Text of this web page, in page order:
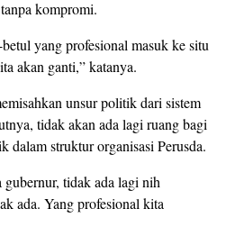
kompromi.
yang profesional masuk ke situ
akan ganti,” katanya.
unsur politik dari sistem
tidak akan ada lagi ruang bagi
dalam struktur organisasi Perusda.
tidak ada lagi nih
ada. Yang profesional kita